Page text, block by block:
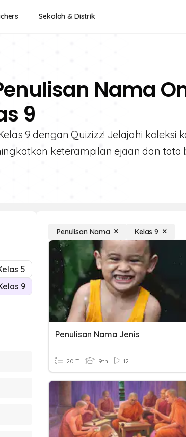
Sekolah & Distrik
Nama
9
9 dengan Quizizz! Jelajahi koleksi
keterampilan ejaan dan tata
5
9
Penulisan Nama Kelas 9
Penulisan Nama Jenis
20 T 9th 12